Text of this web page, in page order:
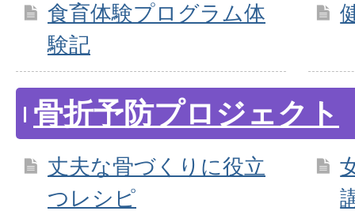
食育体験プログラム体
験記
骨折予防プロジェクト
丈夫な骨づくりに役立
つレシピ